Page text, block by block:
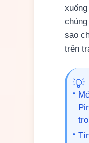
sao
trên
💡
•
•